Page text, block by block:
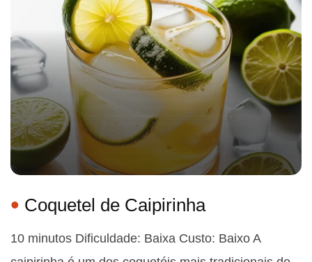
Coquetel de Caipirinha
10 minutos Dificuldade: Baixa Custo: Baixo A